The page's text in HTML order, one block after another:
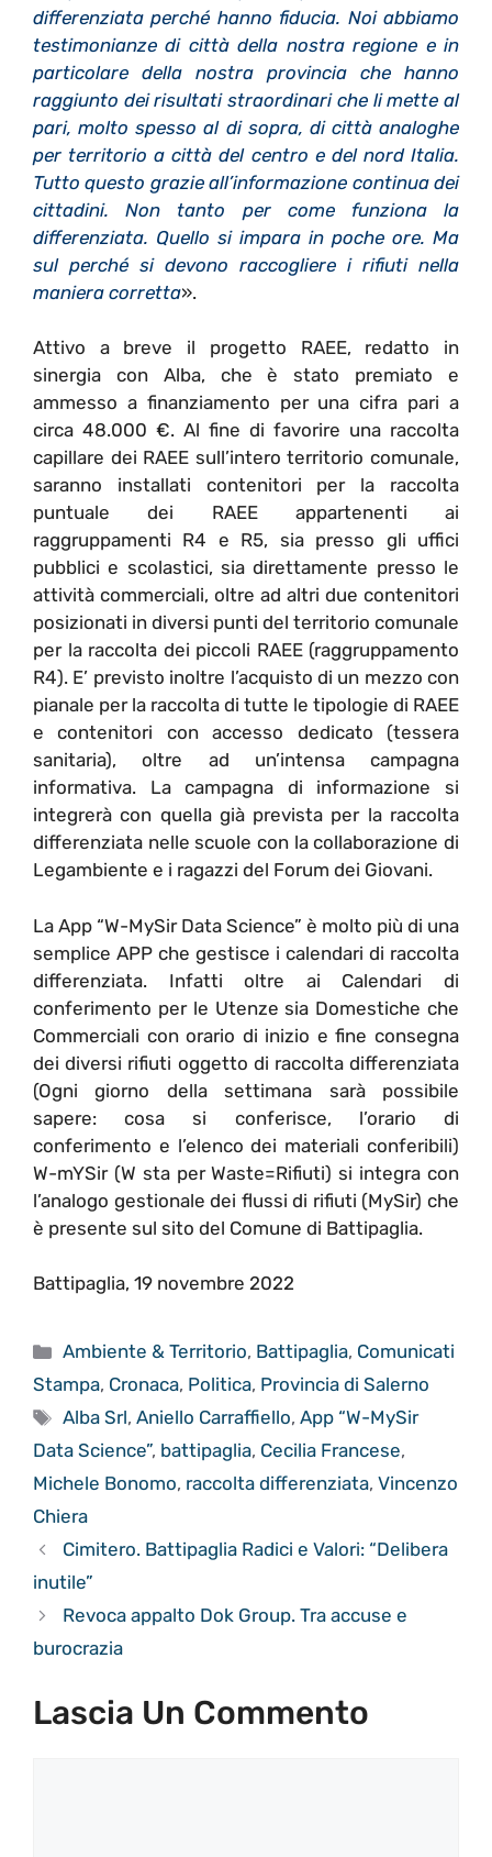
differenziata perché hanno fiducia. Noi abbiamo
testimonianze di città della nostra regione e in
particolare della nostra provincia che hanno
raggiunto dei risultati straordinari che li mette al
pari, molto spesso al di sopra, di città analoghe
per territorio a città del centro e del nord Italia.
Tutto questo grazie all’informazione continua dei
cittadini. Non tanto per come funziona la
differenziata. Quello si impara in poche ore. Ma
sul perché si devono raccogliere i rifiuti nella
maniera corretta».
Attivo a breve il progetto RAEE, redatto in
sinergia con Alba, che è stato premiato e
ammesso a finanziamento per una cifra pari a
circa 48.000 €. Al fine di favorire una raccolta
capillare dei RAEE sull’intero territorio comunale,
saranno installati contenitori per la raccolta
puntuale dei RAEE appartenenti ai
raggruppamenti R4 e R5, sia presso gli uffici
pubblici e scolastici, sia direttamente presso le
attività commerciali, oltre ad altri due contenitori
posizionati in diversi punti del territorio comunale
per la raccolta dei piccoli RAEE (raggruppamento
R4). E’ previsto inoltre l’acquisto di un mezzo con
pianale per la raccolta di tutte le tipologie di RAEE
e contenitori con accesso dedicato (tessera
sanitaria), oltre ad un’intensa campagna
informativa. La campagna di informazione si
integrerà con quella già prevista per la raccolta
differenziata nelle scuole con la collaborazione di
Legambiente e i ragazzi del Forum dei Giovani.
La App “W-MySir Data Science” è molto più di una
semplice APP che gestisce i calendari di raccolta
differenziata. Infatti oltre ai Calendari di
conferimento per le Utenze sia Domestiche che
Commerciali con orario di inizio e fine consegna
dei diversi rifiuti oggetto di raccolta differenziata
(Ogni giorno della settimana sarà possibile
sapere: cosa si conferisce, l’orario di
conferimento e l’elenco dei materiali conferibili)
W-mYSir (W sta per Waste=Rifiuti) si integra con
l’analogo gestionale dei flussi di rifiuti (MySir) che
è presente sul sito del Comune di Battipaglia.
Battipaglia, 19 novembre 2022
Categorie
Ambiente & Territorio, Battipaglia, Comunicati
Stampa, Cronaca, Politica, Provincia di Salerno
Tag
Alba Srl,Aniello Carraffiello,App “W-MySir
Data Science”, battipaglia, Cecilia Francese,
Michele Bonomo, raccolta differenziata, Vincenzo
Chiera
Cimitero. Battipaglia Radici e Valori: “Delibera
inutile”
Revoca appalto Dok Group. Tra accuse e
burocrazia
Lascia Un Commento